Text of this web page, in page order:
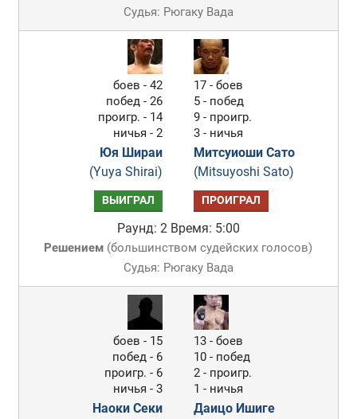
Судья: Рюгаку Вада
боев - 42
побед - 26
проигр. - 14
ничья - 2
Юя Шираи
(Yuya Shirai)
17 - боев
5 - побед
9 - проигр.
3 - ничья
Митсуиоши Сато
(Mitsuyoshi Sato)
ВЫИГРАЛ ПРОИГРАЛ
Раунд: 2 Время: 5:00
Решением (большинством судейских голосов)
Судья: Рюгаку Вада
боев - 15
побед - 6
проигр. - 6
ничья - 3
Наоки Секи
13 - боев
10 - побед
2 - проигр.
1 - ничья
Даицо Ишиге